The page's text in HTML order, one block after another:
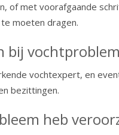
of met voorafgaande
moeten dragen.
bij
vochtexpert, en
bezittingen.
heb